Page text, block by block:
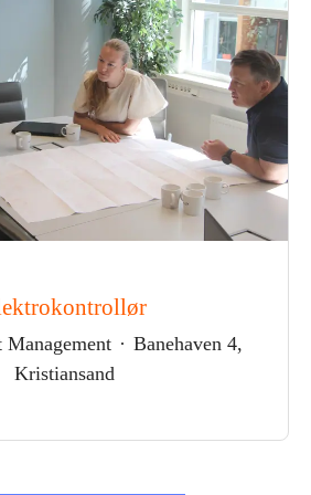
Management · Banehaven 4,
Kristiansand